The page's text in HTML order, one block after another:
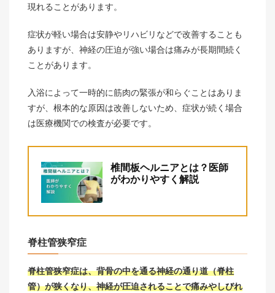
現れることがあります。
症状が軽い場合は安静やリハビリなどで改善することも
ありますが、神経の圧迫が強い場合は痛みが長期間続く
ことがあります。
入浴によって一時的に筋肉の緊張が和らぐことはありま
すが、根本的な原因は改善しないため、症状が続く場合
は医療機関での検査が必要です。
椎間板ヘルニアとは？医師
がわかりやすく解説
脊柱管狭窄症
脊柱管狭窄症は、背骨の中を通る神経の通り道（脊柱
管）が狭くなり、神経が圧迫されることで痛みやしびれ